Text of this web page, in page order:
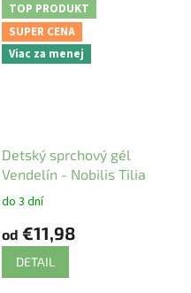
TOP PRODUKT
SUPER CENA
Viac za menej
Detský sprchový gél
Vendelín - Nobilis Tilia
do 3 dní
od €11,98
DETAIL